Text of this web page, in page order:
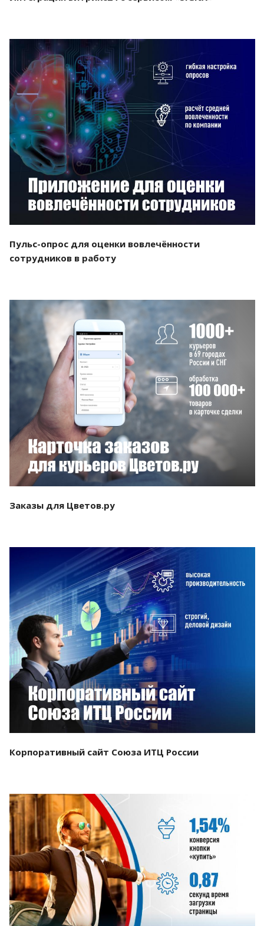
Смотреть проект
Пульс-опрос для оценки вовлечённости
сотрудников в работу
Смотреть проект
Заказы для Цветов.ру
Смотреть проект
Корпоративный сайт Союза ИТЦ России
Смотреть проект